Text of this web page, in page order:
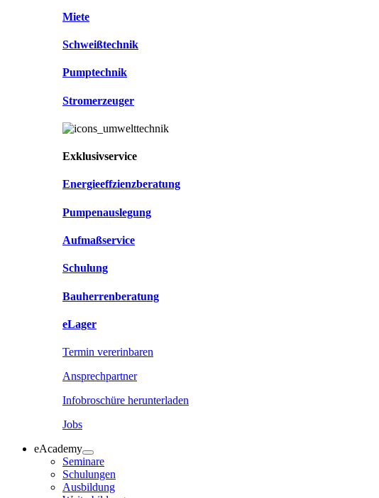
Miete
Schweißtechnik
Pumptechnik
Stromerzeuger
Exklusivservice
Energieeffzienzberatung
Pumpenauslegung
Aufmaßservice
Schulung
Bauherrenberatung
eLager
Termin vererinbaren
Ansprechpartner
Infobroschüre herunterladen
Jobs
eAcademy
Seminare
Schulungen
Ausbildung